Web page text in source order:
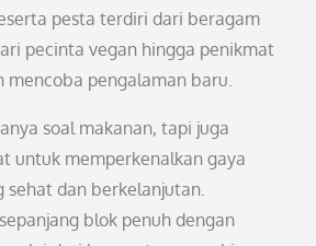
pesta terdiri dari beragam
pecinta vegan hingga penikmat
mencoba pengalaman baru.
soal makanan, tapi juga
untuk memperkenalkan gaya
sehat dan berkelanjutan.
blok penuh dengan